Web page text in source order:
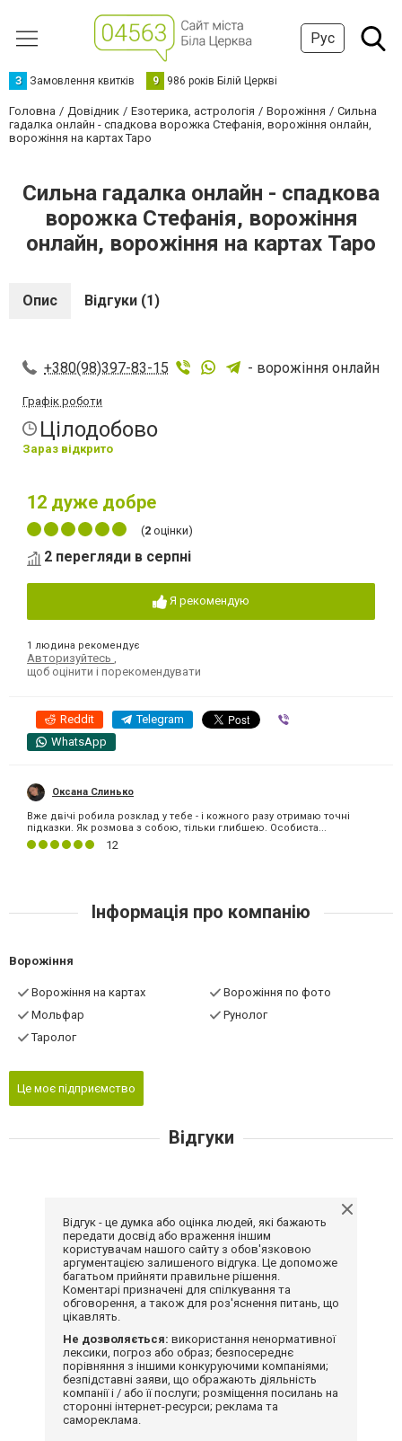
Рус
З Замовлення квитків 9 986 років Білій Церкві
Головна Довідник Езотерика, астрологія Ворожіння
Сильна
гадалка онлайн - спадкова ворожка Стефанія, ворожіння онлайн,
ворожіння на картах Таро
Сильна гадалка онлайн - спадкова
ворожка Стефанія, ворожіння
онлайн, ворожіння на картах Таро
Опис Відгуки (1)
+380(98)397-83-15 - ворожіння онлайн
Графік роботи
Цілодобово
Зараз відкрито
12 дуже добре
(2 оцінки)
2 перегляди в серпні
Я рекомендую
1 людина рекомендує
Авторизуйтесь
щоб оцінити і порекомендувати
Reddit Telegram
WhatsApp
Оксана Слинько
Вже двічі робила розклад у тебе - і кожного разу отримаю точні
підказки. Як розмова з собою, тільки глибшею. Особиста...
12
Інформація про компанію
Ворожіння
Ворожіння на картах
Ворожіння по фото
Мольфар
Рунолог
Таролог
Це моє підприємство
Відгуки
Відгук - це думка або оцінка людей, які бажають
передати досвід або враження іншим
користувачам нашого сайту з обов'язковою
аргументацією залишеного відгука. Це допоможе
багатьом прийняти правильне рішення.
Коментарі призначені для спілкування та
обговорення, а також для роз'яснення питань, що
цікавлять.
Не дозволяється: використання ненормативної
лексики, погроз або образ; безпосереднє
порівняння з іншими конкуруючими компаніями;
безпідставні заяви, що ображають діяльність
компанії і / або її послуги; розміщення посилань на
сторонні інтернет-ресурси; реклама та
самореклама.